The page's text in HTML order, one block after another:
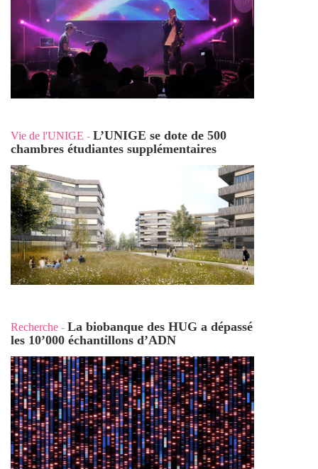
Vie de l'UNIGE - L’UNIGE se dote de 500
chambres étudiantes supplémentaires
Recherche - La biobanque des HUG a dépassé
les 10’000 échantillons d’ADN